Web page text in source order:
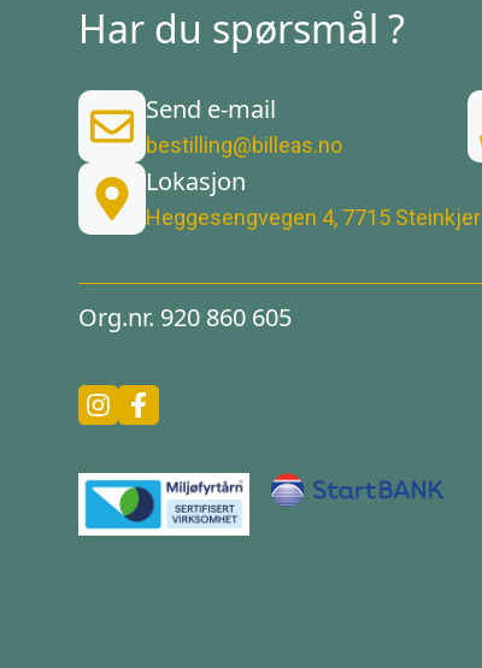
Har du spørsmål ?
Send e-mail
bestilling@billeas.no
Lokasjon
Heggesengvegen 4, 7715 Steinkjer
Org.nr. 920 860 605